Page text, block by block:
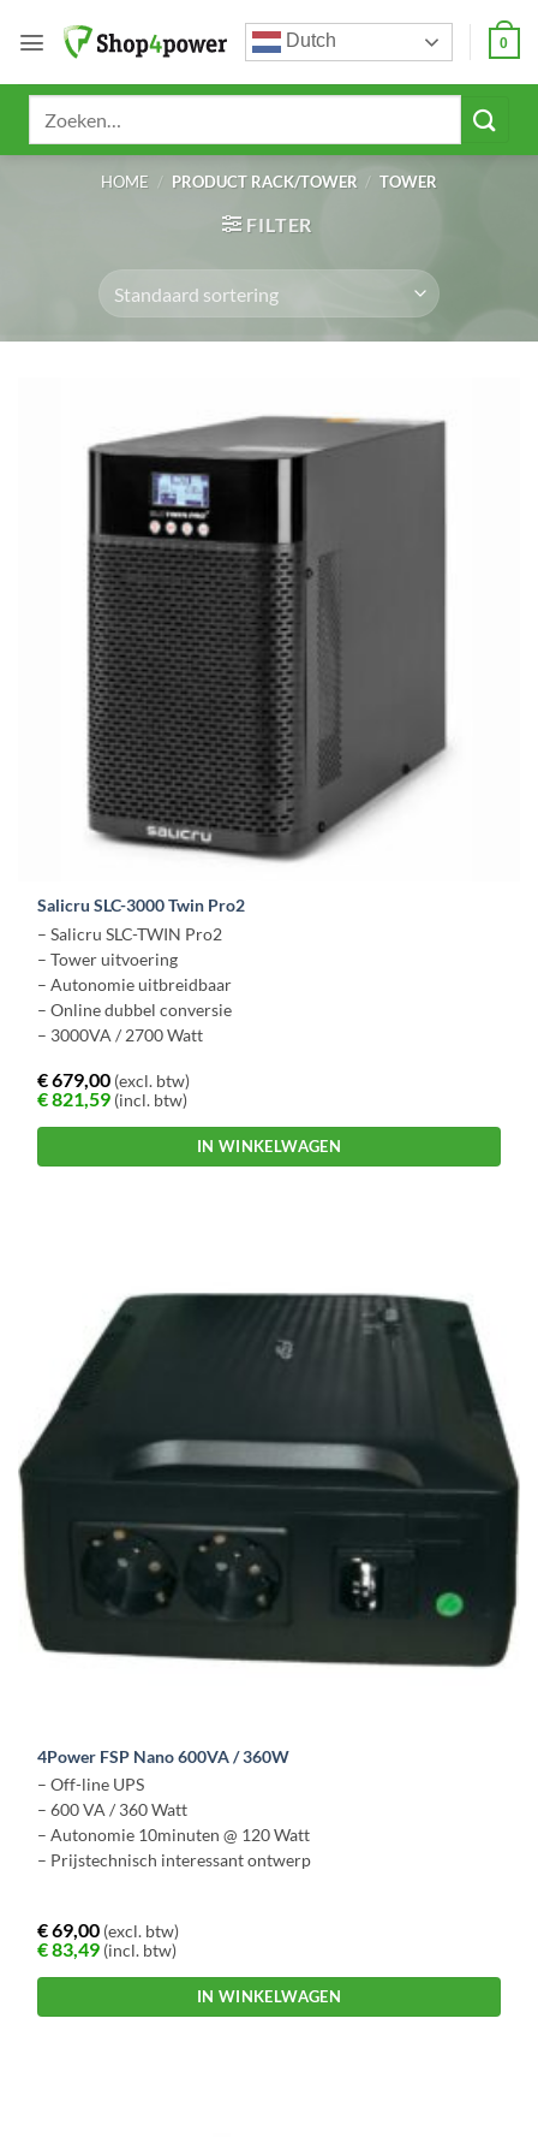
naar
Dutch 0
HOME / PRODUCT RACK/TOWER / TOWER
FILTER
Salicru SLC-3000 Twin Pro2
– Salicru SLC-TWIN Pro2
– Tower uitvoering
– Autonomie uitbreidbaar
– Online dubbel conversie
– 3000VA / 2700 Watt
€679,00 (excl. btw)
€821,59 (incl. btw)
IN WINKELWAGEN
4Power FSP Nano 600VA / 360W
– Off-line UPS
– 600 VA / 360 Watt
– Autonomie 10minuten @ 120 Watt
– Prijstechnisch interessant ontwerp
€69,00 (excl. btw)
€83,49 (incl. btw)
IN WINKELWAGEN